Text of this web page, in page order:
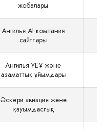
жобалары
Ангилья AI компания
сайттары
Ангилья ҮЕҰ және
азаматтық ұйымдары
Әскери авиация және
қауымдастық